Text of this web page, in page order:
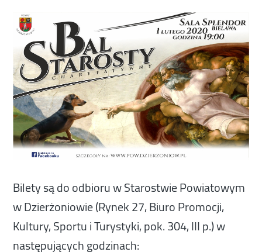
Bilety są do odbioru w Starostwie Powiatowym
w Dzierżoniowie (Rynek 27, Biuro Promocji,
Kultury, Sportu i Turystyki, pok. 304, III p.) w
następujących godzinach: